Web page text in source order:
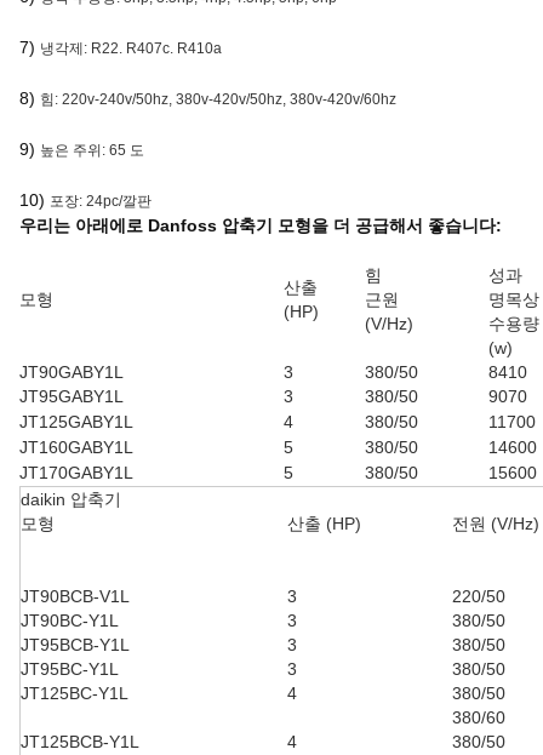
7) 냉각제: R22. R407c. R410a
8) 힘: 220v-240v/50hz, 380v-420v/50hz, 380v-420v/60hz
9) 높은 주위: 65 도
10) 포장: 24pc/깔판
우리는 아래에로 Danfoss 압축기 모형을 더 공급해서 좋습니다:
모형
산출
(HP)
힘
근원
(V/Hz)
성과
명목상
수용량
(w)
JT90GABY1L
3 380/50
8410
JT95GABY1L
3 380/50
9070
JT125GABY1L
4 380/50
11700
JT160GABY1L
5 380/50
14600
JT170GABY1L
5 380/50
15600
daikin 압축기
모형
산출 (HP) 전원 (V/Hz)
JT90BCB-V1L 3
220/50
JT90BC-Y1L
3
380/50
JT95BCB-Y1L
3
380/50
JT95BC-Y1L
3
380/50
JT125BC-Y1L
4
380/50
380/60
JT125BCB-Y1L
4
380/50